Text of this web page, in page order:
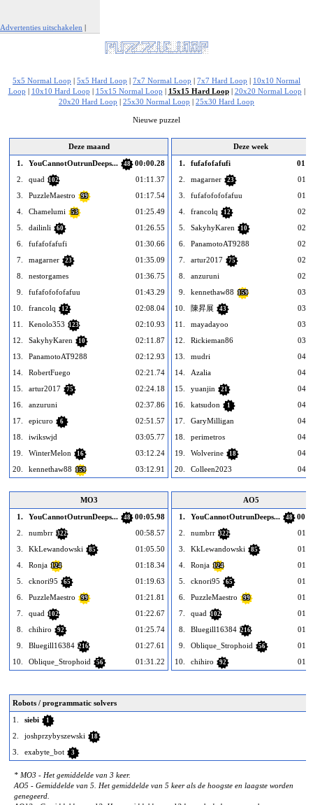
Advertenties uitschakelen |
5x5 Normal Loop | 5x5 Hard Loop | 7x7 Normal Loop | 7x7 Hard Loop | 10x10 Normal
Loop | 10x10 Hard Loop | 15x15 Normal Loop | 15x15 Hard Loop| 20x20 Normal Loop |
20x20 Hard Loop | 25x30 Normal Loop | 25x30 Hard Loop
Nieuwe puzzel
Deze maand
1.
YouCannotOutrunDeeps... 48
00:00.28
2.
quad 102
01:11.37
3.
PuzzleMaestro 99
01:17.54
4.
Chamelumi 53
01:25.49
5.
dailinli 60
01:26.55
6.
fufafofafufi
01:30.66
7.
magarner 23
01:35.09
8.
nestorgames
01:36.75
9.
fufafofofofafuu
01:43.29
10.
francolq 12
02:08.04
11.
Kenolo353 123
02:10.93
12.
SakyhyKaren 10
02:11.87
13.
PanamotoAT9288
02:12.93
14.
RobertFuego
02:21.74
15.
artur2017 75
02:24.18
16.
anzuruni
02:37.86
17.
epicuro 6
02:51.57
18.
iwikswjd
03:05.77
19.
WinterMelon 16
03:12.24
20.
kennethaw88 159 03:12.91
Deze week
1.
fufafofafufi
2.
magarner 23
3.
fufafofofofafuu
4.
francolq 12
5.
SakyhyKaren 10
6.
PanamotoAT9288
7.
artur2017 75
8.
anzuruni
9.
kennethaw88 159
10.
陳昇展 43
11.
mayadayoo
12.
Rickieman86
13.
mudri
14.
Azalia
15.
yuanjin 21
16.
katsudon 1
17.
GaryMilligan
18.
perimetros
19.
Wolverine 18
20.
Colleen2023
MO3
1.
YouCannotOutrunDeeps... 48
00:05.98
2.
numbrr 322
00:58.57
3.
KkLewandowski 85
01:05.50
4.
Ronja 124
01:18.34
5.
cknori95 65
01:19.63
6.
PuzzleMaestro 99
01:21.81
7.
quad 102
01:22.67
8.
chihiro 92
01:25.74
9.
Bluegill16384 216
01:27.61
10.
Oblique_Strophoid 56 01:31.22
AO5
1.
YouCannotOutrunDeeps... 48
2.
numbrr 322
3.
KkLewandowski 85
4.
Ronja 124
5.
cknori95 65
6.
PuzzleMaestro 99
7.
quad 102
8.
Bluegill16384 216
9.
Oblique_Strophoid 56
10.
chihiro 92
Robots / programmatic solvers
1.
siebi 1
2. joshprzybyszewski 18
3. exabyte_bot 3
* MO3 - Het gemiddelde van 3 keer.
AO5 - Gemiddelde van 5. Het gemiddelde van 5 keer als de hoogste en laagste worden
genegeerd.